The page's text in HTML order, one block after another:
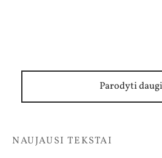
Parodyti
NAUJAUSI TEKSTAI